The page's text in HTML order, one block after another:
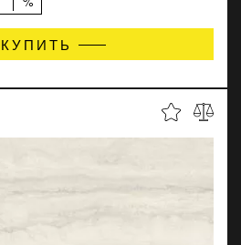
КУПИТЬ